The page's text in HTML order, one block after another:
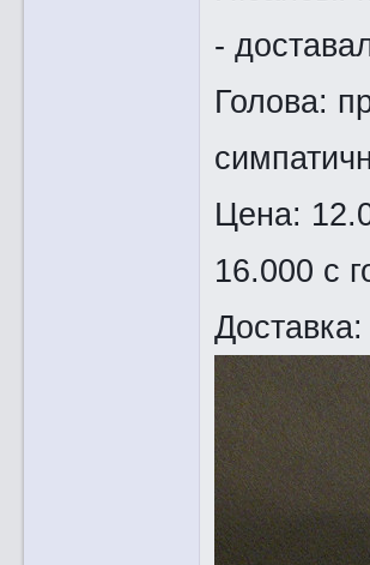
-
Голова:
Цена:
16.000 с